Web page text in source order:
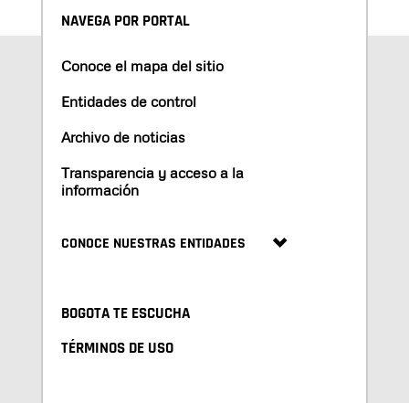
NAVEGA POR PORTAL
Conoce el mapa del sitio
Entidades de control
Archivo de noticias
Transparencia y acceso a la
información
CONOCE NUESTRAS ENTIDADES
BOGOTA TE ESCUCHA
TÉRMINOS DE USO